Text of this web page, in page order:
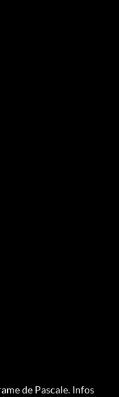
de Pascale. Infos